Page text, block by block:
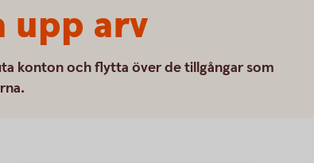
upp arv
konton och flytta över de tillgångar som